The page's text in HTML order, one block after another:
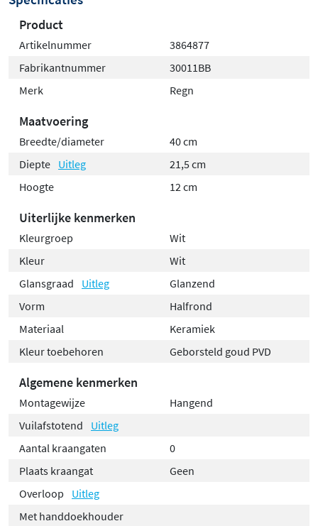
Product
Artikelnummer
3864877
Fabrikantnummer
30011BB
Merk
Regn
Maatvoering
Breedte/diameter
40 cm
Diepte Uitleg
21,5 cm
Hoogte
12 cm
Uiterlijke kenmerken
Kleurgroep
Wit
Kleur
Wit
Glansgraad
Uitleg
Glanzend
Vorm
Halfrond
Materiaal
Keramiek
Kleur toebehoren
Geborsteld goud PVD
Algemene kenmerken
Montagewijze
Hangend
Vuilafstotend
Uitleg
Aantal kraangaten
0
Plaats kraangat
Geen
Overloop
Uitleg
Met handdoekhouder